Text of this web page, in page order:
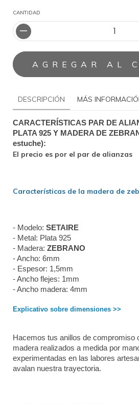
CANTIDAD
DESCRIPCIÓN MÁS
CARACTERÍSTICAS PAR DE
PLATA 925 Y MADERA DE
estuche):
El precio es por el par de alianzas
Características de la madera de
- Modelo: SETAIRE
- Metal: Plata 925
- Madera: ZEBRANO
- Ancho: 6mm
- Espesor: 1,5mm
- Ancho flejes: 1mm
- Ancho madera: 4mm
Explicativo sobre dimensiones >>
Hacemos tus anillos de compromiso
madera realizados a medida por
experimentadas en las labores
avalan nuestra trayectoria.